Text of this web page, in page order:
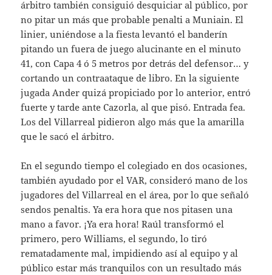
árbitro también consiguió desquiciar al público, por
no pitar un más que probable penalti a Muniain. El
linier, uniéndose a la fiesta levantó el banderín
pitando un fuera de juego alucinante en el minuto
41, con Capa 4 ó 5 metros por detrás del defensor… y
cortando un contraataque de libro. En la siguiente
jugada Ander quizá propiciado por lo anterior, entró
fuerte y tarde ante Cazorla, al que pisó. Entrada fea.
Los del Villarreal pidieron algo más que la amarilla
que le sacó el árbitro.
En el segundo tiempo el colegiado en dos ocasiones,
también ayudado por el VAR, consideró mano de los
jugadores del Villarreal en el área, por lo que señaló
sendos penaltis. Ya era hora que nos pitasen una
mano a favor. ¡Ya era hora! Raúl transformó el
primero, pero Williams, el segundo, lo tiró
rematadamente mal, impidiendo así al equipo y al
público estar más tranquilos con un resultado más